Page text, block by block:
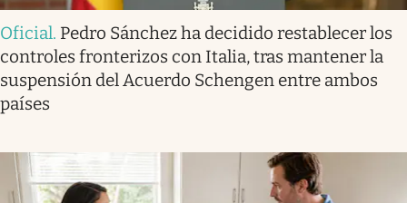
Oficial. Pedro Sánchez ha decidido restablecer los
controles fronterizos con Italia, tras mantener la
suspensión del Acuerdo Schengen entre ambos
países